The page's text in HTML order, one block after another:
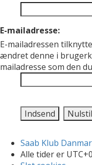
E-mailadresse:
E-mailadressen
ændret denne i
mailadresse som den
Saab Klub
Alle tider er